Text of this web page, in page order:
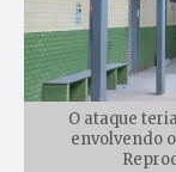
O ataque
envolvendo